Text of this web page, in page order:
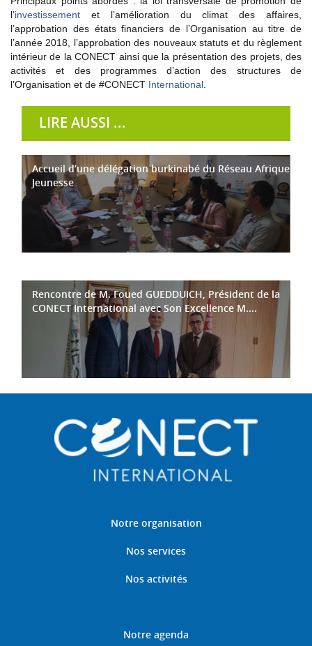
l’investissement et l’amélioration du climat des affaires,
l’approbation des états financiers de l’Organisation au titre de
l’année 2018, l’approbation des nouveaux statuts et du règlement
intérieur de la CONECT ainsi que la présentation des projets, des
activités et des programmes d’action des structures de
l’Organisation et de #CONECT International
LIRE AUSSI ...
Accueil d’une délégation burkinabé du Réseau Afrique
Jeunesse
Rencontre de M. Foued GUEDDUICH, Président de la
CONECT International avec Son Excellence M....
Notre organisation
Nos services
Nos activités
Notre agenda